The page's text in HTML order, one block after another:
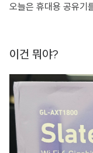
오늘은 휴대용 공유기
이건 뭐야?